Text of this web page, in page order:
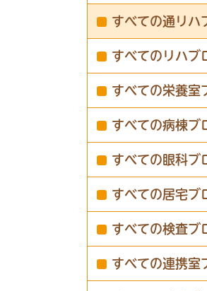
すべての通リハ
すべてのリハブ
すべての栄養室
すべての病棟ブ
すべての眼科ブ
すべての居宅ブ
すべての検査ブ
すべての連携室